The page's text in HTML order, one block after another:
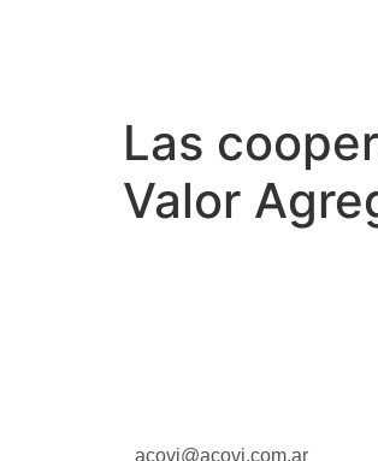
Las
Valor
acovi@acovi.com.ar